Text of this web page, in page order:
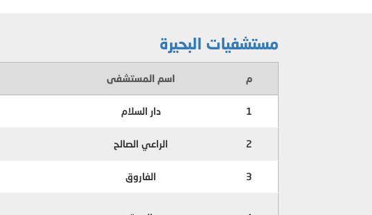
مستشفيات البحيرة
م اسم المستشفى
1 دار السلام
2 الراعي الصالح
3 الفاروق